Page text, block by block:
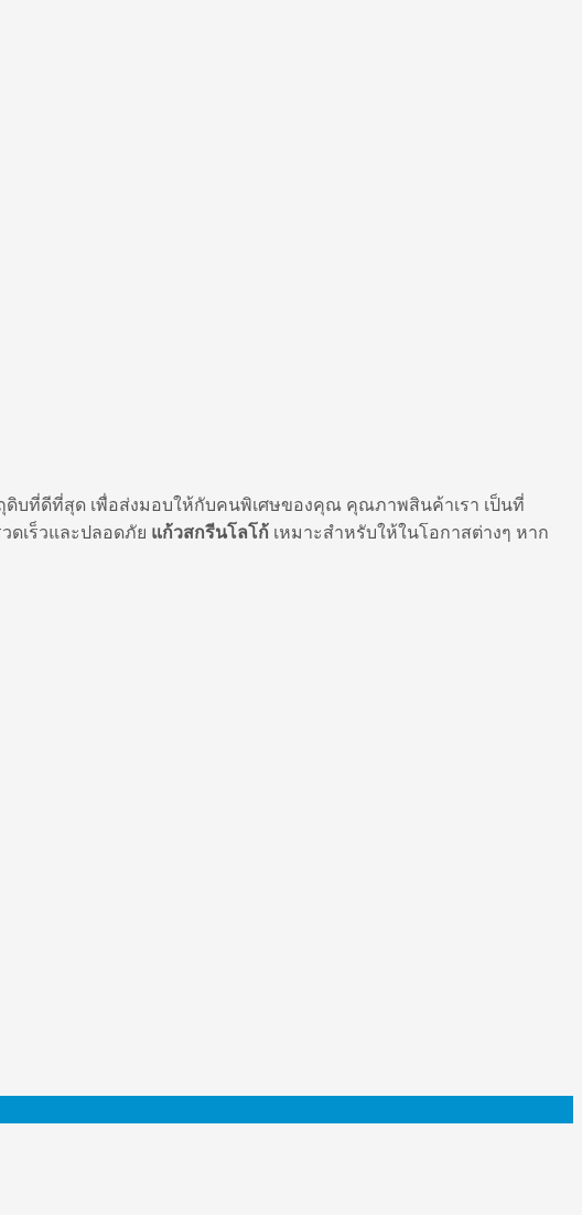
บที่ดีที่สุด เพื่อส่งมอบให้กับคนพิเศษของคุณ คุณภาพสินค้าเรา เป็นที่
ดเร็วและปลอดภัย แก้วสกรีนโลโก้ เหมาะสำหรับให้ในโอกาสต่างๆ หาก